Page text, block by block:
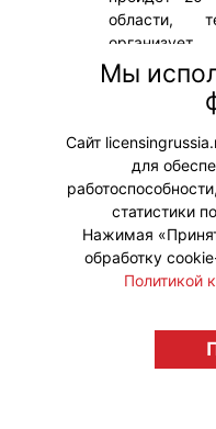
области,
участием
ми-мишки».
#ПродвижениеБренда
Мы
Сайт
для
статистики
Нажимая
обработку
Политикой